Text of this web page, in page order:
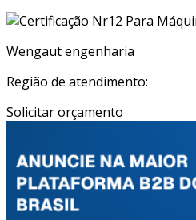
Wengaut engenharia
Região de atendimento:
Solicitar orçamento